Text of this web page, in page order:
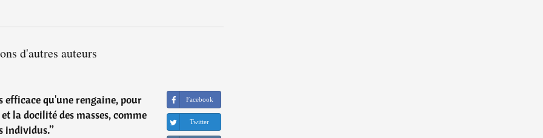
d'autres auteurs
efficace qu'une rengaine, pour
la docilité des masses, comme
individus.”
Facebook
Twitter